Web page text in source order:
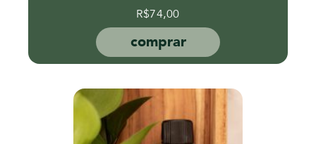
R$74,00
comprar